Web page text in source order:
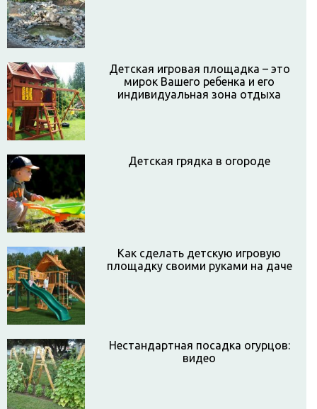
Детская игровая площадка – это
мирок Вашего ребенка и его
индивидуальная зона отдыха
Детская грядка в огороде
Как сделать детскую игровую
площадку своими руками на даче
Нестандартная посадка огурцов:
видео